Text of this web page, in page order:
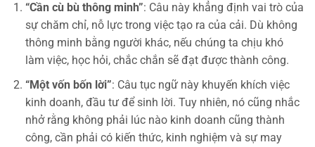
“Cần cù bù thông minh”: Câu này khẳng định vai trò của
sự chăm chỉ, nỗ lực trong việc tạo ra của cải. Dù không
thông minh bằng người khác, nếu chúng ta chịu khó
làm việc, học hỏi, chắc chắn sẽ đạt được thành công.
“Một vốn bốn lời”: Câu tục ngữ này khuyến khích việc
kinh doanh, đầu tư để sinh lời. Tuy nhiên, nó cũng nhắc
nhở rằng không phải lúc nào kinh doanh cũng thành
công, cần phải có kiến thức, kinh nghiệm và sự may